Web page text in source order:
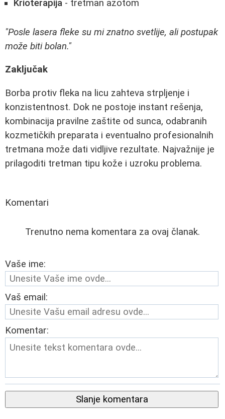
Krioterapija - tretman azotom
"Posle lasera fleke su mi znatno svetlije, ali postupak
može biti bolan."
Zaključak
Borba protiv fleka na licu zahteva strpljenje i
konzistentnost. Dok ne postoje instant rešenja,
kombinacija pravilne zaštite od sunca, odabranih
kozmetičkih preparata i eventualno profesionalnih
tretmana može dati vidljive rezultate. Najvažnije je
prilagoditi tretman tipu kože i uzroku problema.
Komentari
Trenutno nema komentara za ovaj članak.
Vaše ime:
Vaš email:
Komentar:
Slanje komentara